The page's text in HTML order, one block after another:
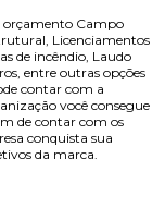
orçamento Campo
Licenciamentos
de incêndio, Laudo
entre outras opções
contar com a
você consegue
de contar com os
conquista sua
da marca.